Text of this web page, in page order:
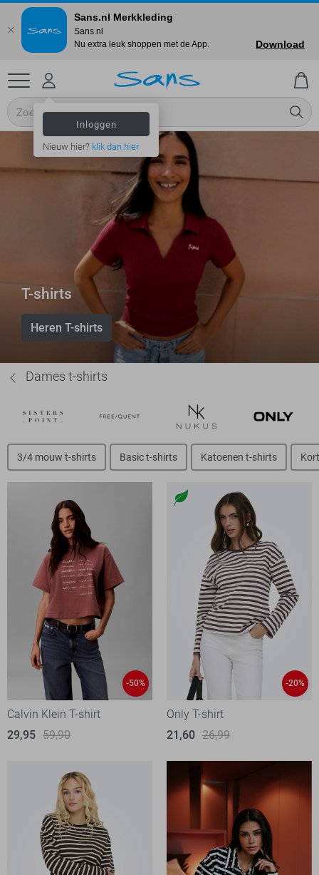
Inloggen
Nieuw hier? klik dan hier
T-shirts
Heren T-shirts
Dames t-shirts
3/4 mouw t-shirts Basic t-shirts Katoenen t-shirts
-50%
Calvin Klein T-shirt
29,95 59,90
-20%
Only T-shirt
21,60 26,99
Sans.nl Merkkleding
Sans.nl
Nu extra leuk shoppen met de App.
Download